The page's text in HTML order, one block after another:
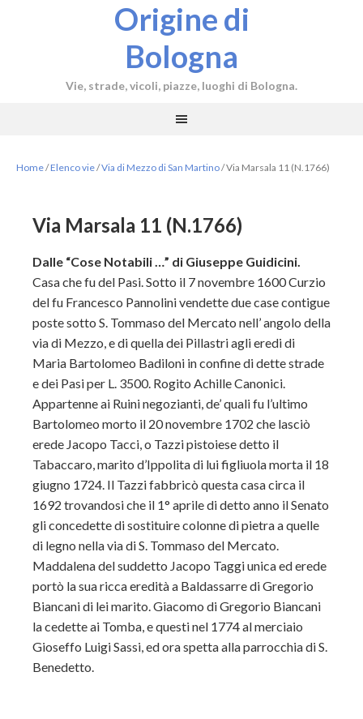
Origine di
Bologna
Vie, strade, vicoli, piazze, luoghi di Bologna.
Home/Elenco vie/Via di Mezzo di San Martino/Via Marsala 11 (N.1766)
Via Marsala 11 (N.1766)
Dalle “Cose Notabili …” di Giuseppe Guidicini.
Casa che fu del Pasi. Sotto il 7 novembre 1600 Curzio
del fu Francesco Pannolini vendette due case contigue
poste sotto S. Tommaso del Mercato nell’ angolo della
via di Mezzo, e di quella dei Pillastri agli eredi di
Maria Bartolomeo Badiloni in confine di dette strade
e dei Pasi per L. 3500. Rogito Achille Canonici.
Appartenne ai Ruini negozianti, de’ quali fu l’ultimo
Bartolomeo morto il 20 novembre 1702 che lasciò
erede Jacopo Tacci, o Tazzi pistoiese detto il
Tabaccaro, marito d’Ippolita di lui figliuola morta il 18
giugno 1724. Il Tazzi fabbricò questa casa circa il
1692 trovandosi che il 1° aprile di detto anno il Senato
gli concedette di sostituire colonne di pietra a quelle
di legno nella via di S. Tommaso del Mercato.
Maddalena del suddetto Jacopo Taggi unica ed erede
portò la sua ricca eredità a Baldassarre di Gregorio
Biancani di lei marito. Giacomo di Gregorio Biancani
la cedette ai Tomba, e questi nel 1774 al merciaio
Gioseffo Luigi Sassi, ed ora spetta alla parrocchia di S.
Benedetto.